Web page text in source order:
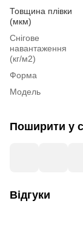
Товщина плівки
(мкм)
Снігове
навантаження
(кг/м2)
Форма
Модель
Поширити у
Відгуки